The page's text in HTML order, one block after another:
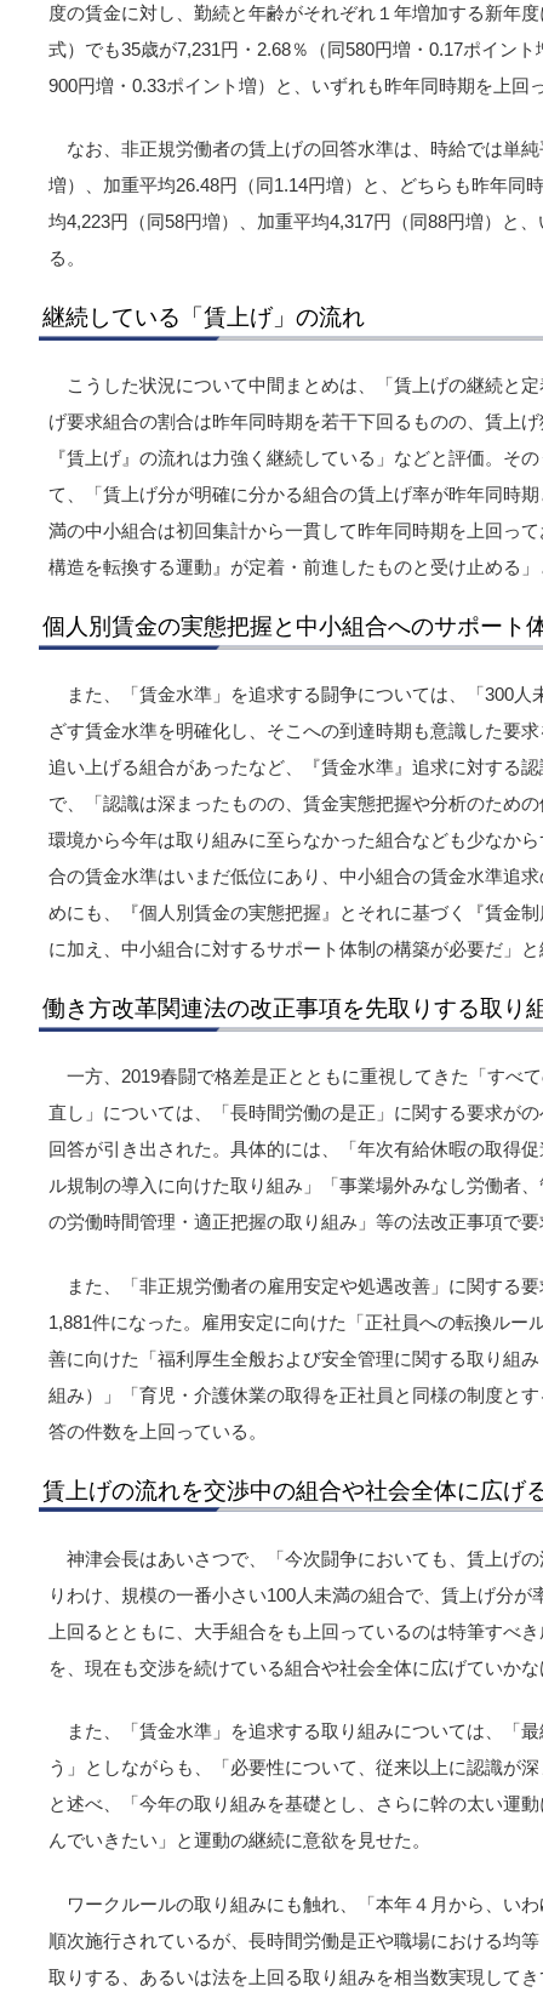
度の賃金に対し、勤続と年齢がそれぞれ１年増加する新年
式）でも35歳が7,231円・2.68％（同580円増・0.17ポイン
900円増・0.33ポイント増）と、いずれも昨年同時期を上回
なお、非正規労働者の賃上げの回答水準は、時給では単
増）、加重平均26.48円（同1.14円増）と、どちらも昨年同
均4,223円（同58円増）、加重平均4,317円（同88円増）と
る。
継続している「賃上げ」の流れ
こうした状況について中間まとめは、「賃上げの継続と
げ要求組合の割合は昨年同時期を若干下回るものの、賃上
『賃上げ』の流れは力強く継続している」などと評価。そ
て、「賃上げ分が明確に分かる組合の賃上げ率が昨年同時
満の中小組合は初回集計から一貫して昨年同時期を上回っ
構造を転換する運動』が定着・前進したものと受け止める
個人別賃金の実態把握と中小組合へのサポート
また、「賃金水準」を追求する闘争については、「300
ざす賃金水準を明確化し、そこへの到達時期も意識した要
追い上げる組合があったなど、『賃金水準』追求に対する
で、「認識は深まったものの、賃金実態把握や分析のため
環境から今年は取り組みに至らなかった組合なども少なか
合の賃金水準はいまだ低位にあり、中小組合の賃金水準追
めにも、『個人別賃金の実態把握』とそれに基づく『賃金
に加え、中小組合に対するサポート体制の構築が必要だ」
働き方改革関連法の改正事項を先取りする取り
一方、2019春闘で格差是正とともに重視してきた「すべ
直し」については、「長時間労働の是正」に関する要求が
回答が引き出された。具体的には、「年次有給休暇の取得
ル規制の導入に向けた取り組み」「事業場外みなし労働者
の労働時間管理・適正把握の取り組み」等の法改正事項で
また、「非正規労働者の雇用安定や処遇改善」に関する
1,881件になった。雇用安定に向けた「正社員への転換ルー
善に向けた「福利厚生全般および安全管理に関する取り組
組み）」「育児・介護休業の取得を正社員と同様の制度と
答の件数を上回っている。
賃上げの流れを交渉中の組合や社会全体に広げ
神津会長はあいさつで、「今次闘争においても、賃上げ
りわけ、規模の一番小さい100人未満の組合で、賃上げ分
上回るとともに、大手組合をも上回っているのは特筆すべ
を、現在も交渉を続けている組合や社会全体に広げていか
また、「賃金水準」を追求する取り組みについては、「
う」としながらも、「必要性について、従来以上に認識が
と述べ、「今年の取り組みを基礎とし、さらに幹の太い運
んでいきたい」と運動の継続に意欲を見せた。
ワークルールの取り組みにも触れ、「本年４月から、い
順次施行されているが、長時間労働是正や職場における均
取りする、あるいは法を上回る取り組みを相当数実現して